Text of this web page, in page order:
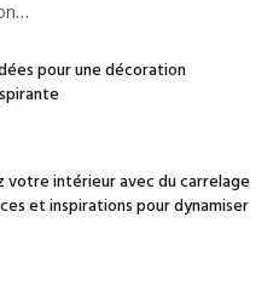
pour une décoration
votre intérieur avec du carrelage
et inspirations pour dynamiser